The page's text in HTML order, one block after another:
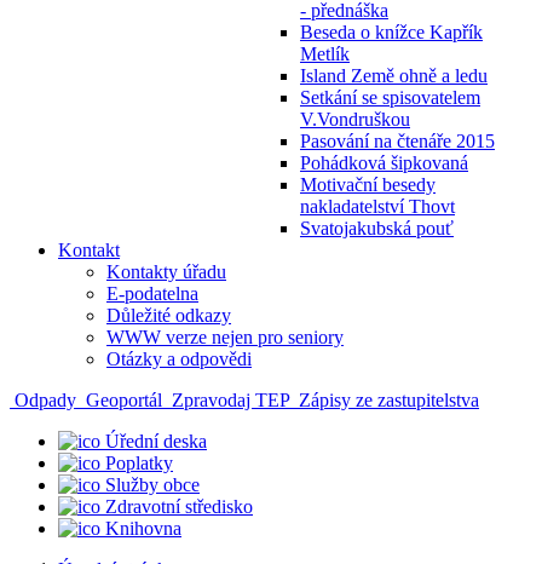
- přednáška
Beseda o knížce Kapřík
Metlík
Island Země ohně a ledu
Setkání se spisovatelem
V.Vondruškou
Pasování na čtenáře 2015
Pohádková šipkovaná
Motivační besedy
nakladatelství Thovt
Svatojakubská pouť
Kontakt
Kontakty úřadu
E-podatelna
Důležité odkazy
WWW verze nejen pro seniory
Otázky a odpovědi
Odpady Geoportál Zpravodaj TEP Zápisy ze zastupitelstva
Úřední deska
Poplatky
Služby obce
Zdravotní středisko
Knihovna